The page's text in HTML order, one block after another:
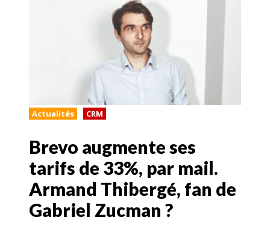
Actualités CRM
Brevo augmente ses
tarifs de 33%, par mail.
Armand Thibergé, fan de
Gabriel Zucman ?